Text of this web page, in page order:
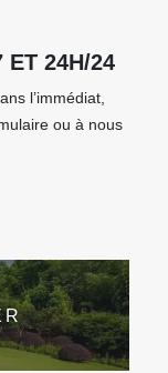
ET 24H/24
l’immédiat,
ou à nous